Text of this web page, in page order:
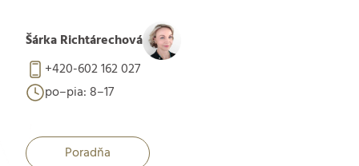
Šárka Richtárechová
+420-602 162 027
po–pia: 8–17
Poradňa